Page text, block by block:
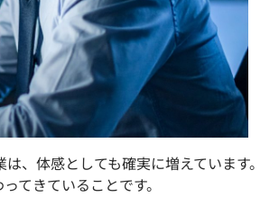
、体感としても確実に増えています。
てきていることです。